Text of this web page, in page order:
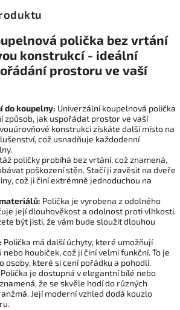
polička bez vrtání
konstrukcí - ideální
prostoru ve vaší
do koupelny: Univerzální koupelnová polička
způsob, jak uspořádat prostor ve vaší
konstrukci získáte další místo na
což usnadňuje každodenní
poličky probíhá bez vrtání, což znamená,
poškození stěn. Stačí ji zavěsit na dveře
což ji činí extrémně jednoduchou na
Polička je vyrobena z odolného
její dlouhověkost a odolnost proti vlhkosti.
být jisti, že vám bude sloužit dlouhou
Polička má další úchyty, které umožňují
houbiček, což ji činí velmi funkční. To je
osoby, které si cení pořádku a pohodlí.
Polička je dostupná v elegantní bílé nebo
že se skvěle hodí do různých
Její moderní vzhled dodá kouzlo